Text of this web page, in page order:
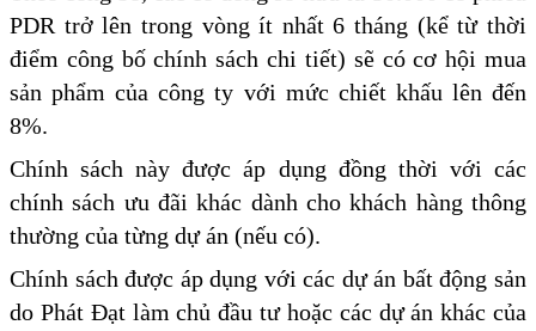
PDR trở lên trong vòng ít nhất 6 tháng (kể từ thời
điểm công bố chính sách chi tiết) sẽ có cơ hội mua
sản phẩm của công ty với mức chiết khấu lên đến
8%.
Chính sách này được áp dụng đồng thời với các
chính sách ưu đãi khác dành cho khách hàng thông
thường của từng dự án (nếu có).
Chính sách được áp dụng với các dự án bất động sản
do Phát Đạt làm chủ đầu tư hoặc các dự án khác của